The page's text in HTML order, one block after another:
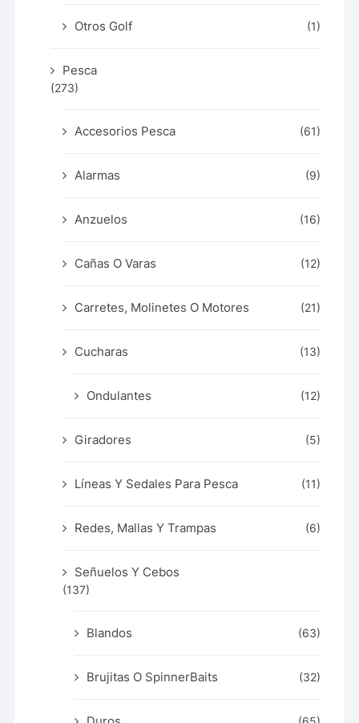
Otros Golf (1)
Pesca
(273)
Accesorios Pesca (61)
Alarmas (9)
Anzuelos (16)
Cañas O Varas (12)
Carretes, Molinetes O Motores (21)
Cucharas (13)
Ondulantes (12)
Giradores (5)
Líneas Y Sedales Para Pesca (11)
Redes, Mallas Y Trampas (6)
Señuelos Y Cebos
(137)
Blandos (63)
Brujitas O SpinnerBaits (32)